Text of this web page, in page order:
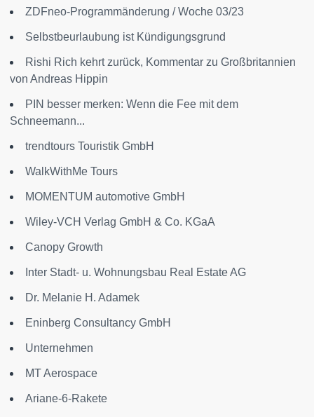
ZDFneo-Programmänderung / Woche 03/23
Selbstbeurlaubung ist Kündigungsgrund
Rishi Rich kehrt zurück, Kommentar zu Großbritannien
von Andreas Hippin
PIN besser merken: Wenn die Fee mit dem
Schneemann...
trendtours Touristik GmbH
WalkWithMe Tours
MOMENTUM automotive GmbH
Wiley-VCH Verlag GmbH & Co. KGaA
Canopy Growth
Inter Stadt- u. Wohnungsbau Real Estate AG
Dr. Melanie H. Adamek
Eninberg Consultancy GmbH
Unternehmen
MT Aerospace
Ariane-6-Rakete